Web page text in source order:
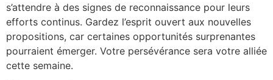
s’attendre à des signes de reconnaissance pour leurs
efforts continus. Gardez l’esprit ouvert aux nouvelles
propositions, car certaines opportunités surprenantes
pourraient émerger. Votre persévérance sera votre alliée
cette semaine.